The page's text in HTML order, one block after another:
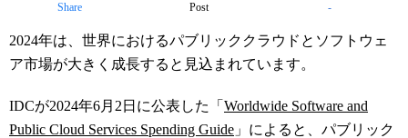
Share Post -
2024年は、世界におけるパブリッククラウドとソフトウェ
ア市場が大きく成長すると見込まれています。
IDCが2024年6月2日に公表した「 Worldwide Software and
Public Cloud Services Spending Guide 」によると、パブリック